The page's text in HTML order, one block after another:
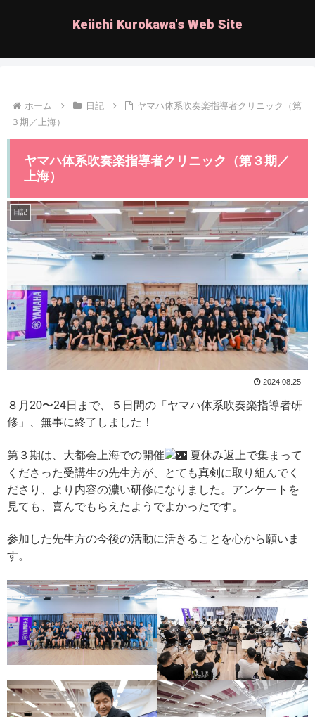
Keiichi Kurokawa's Web Site
ホーム 日記
ヤマハ体系吹奏楽指導者クリニック（第
３期／上海）
ヤマハ体系吹奏楽指導者クリニック（第３期／
上海）
日記
2024.08.25
８月20〜24日まで、５日間の「ヤマハ体系吹奏楽指導者研
修」、無事に終了しました！
第３期は、大都会上海での開催
夏休み返上で集まって
くださった受講生の先生方が、とても真剣に取り組んでく
ださり、より内容の濃い研修になりました。アンケートを
見ても、喜んでもらえたようでよかったです。
参加した先生方の今後の活動に活きることを心から願いま
す。